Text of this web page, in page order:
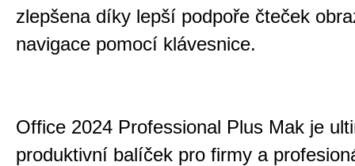
zlepšena díky lepší podpoře čteček
navigace pomocí klávesnice.
Office 2024 Professional Plus Mak je
produktivní balíček pro firmy a